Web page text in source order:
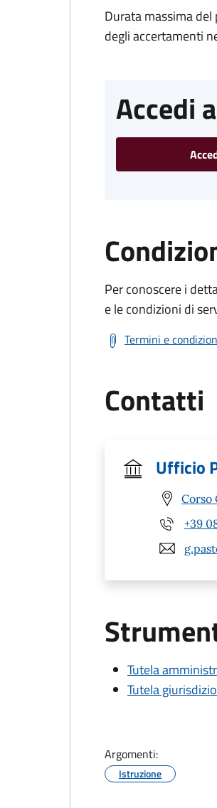
Durata massima
degli accertamenti
Accedi
Per conoscere i
e le condizioni di
Termini e
Contatti
Ufficio
Corso
+39
Tutela
Tutela
Argomenti:
Istruzione